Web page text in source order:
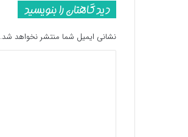
دیدگاهتان را بنویسید
نشانی ایمیل شما منتشر نخواهد شد.